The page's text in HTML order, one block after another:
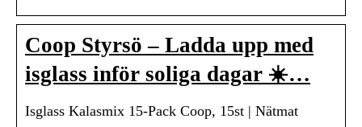
Coop Styrsö – Ladda upp med
isglass inför soliga dagar ☀️…
Isglass Kalasmix 15-Pack Coop, 15st | Nätmat